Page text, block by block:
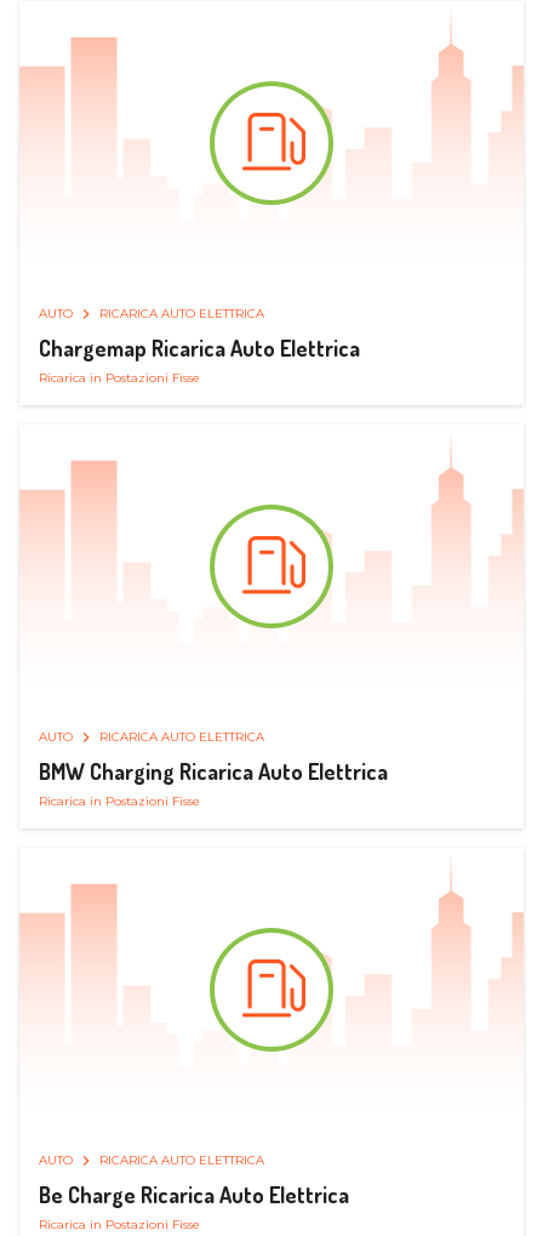
AUTO RICARICA AUTO ELETTRICA
Chargemap Ricarica Auto Elettrica
Ricarica in Postazioni Fisse
AUTO RICARICA AUTO ELETTRICA
BMW Charging Ricarica Auto Elettrica
Ricarica in Postazioni Fisse
AUTO RICARICA AUTO ELETTRICA
Be Charge Ricarica Auto Elettrica
Ricarica in Postazioni Fisse